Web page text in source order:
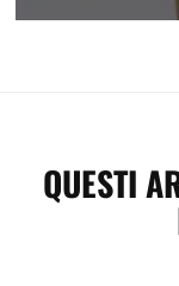
QUESTI